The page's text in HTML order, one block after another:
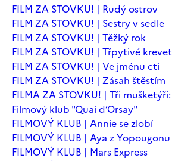
FILM ZA STOVKU! | Rudý ostrov
FILM ZA STOVKU! | Sestry v sedle
FILM ZA STOVKU! | Těžký rok
FILM ZA STOVKU! | Třpytivé
FILM ZA STOVKU! | Ve jménu cti
FILM ZA STOVKU! | Zásah štěstím
FILMA ZA STOVKU! | Tři
Filmový klub "Quai d’Orsay"
FILMOVÝ KLUB | Annie se zlobí
FILMOVÝ KLUB | Aya z Yopougonu
FILMOVÝ KLUB | Mars Express